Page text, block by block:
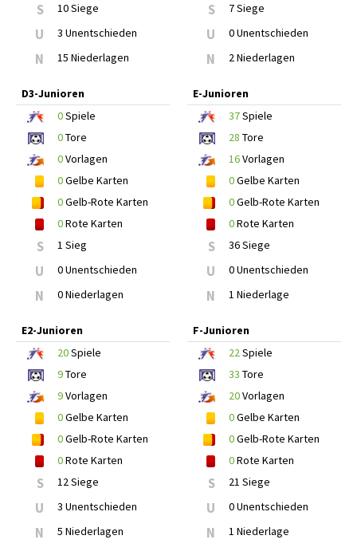
S 10 Siege
U 3 Unentschieden
N 15 Niederlagen
S 7 Siege
U 0 Unentschieden
N 2 Niederlagen
D3-Junioren
0Spiele
0Tore
0Vorlagen
0Gelbe Karten
0Gelb-Rote Karten
0Rote Karten
S 1 Sieg
U 0 Unentschieden
N 0 Niederlagen
E-Junioren
37Spiele
28 Tore
16Vorlagen
0Gelbe Karten
0Gelb-Rote Karten
0Rote Karten
S 36 Siege
U 0 Unentschieden
N 1 Niederlage
E2-Junioren
20Spiele
9Tore
9Vorlagen
0Gelbe Karten
0Gelb-Rote Karten
0Rote Karten
S 12 Siege
U 3 Unentschieden
N 5 Niederlagen
F-Junioren
22Spiele
33 Tore
20Vorlagen
0Gelbe Karten
0Gelb-Rote Karten
0Rote Karten
S 21 Siege
U 0 Unentschieden
N 1 Niederlage